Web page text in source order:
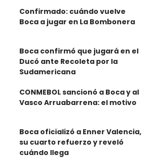
Confirmado: cuándo vuelve
Boca a jugar en La Bombonera
Boca confirmó que jugará en el
Ducó ante Recoleta por la
Sudamericana
CONMEBOL sancionó a Boca y al
Vasco Arruabarrena: el motivo
Boca oficializó a Enner Valencia,
su cuarto refuerzo y reveló
cuándo llega